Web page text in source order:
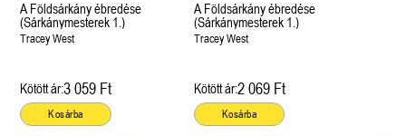
A Földsárkány ébredése
(Sárkánymesterek 1.)
Tracey West
Kötött ár:3 059 Ft
Kosárba
A Földsárkány ébredése
(Sárkánymesterek 1.)
Tracey West
Kötött ár:2 069 Ft
Kosárba